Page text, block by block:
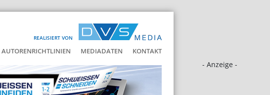
REALISIERT VON
AUTORENRICHTLINIEN MEDIADATEN KONTAKT
- Anzeige -